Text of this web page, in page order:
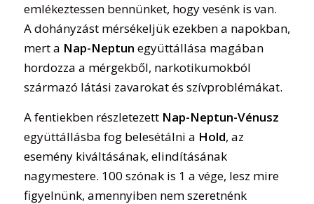
emlékeztessen bennünket, hogy vesénk is van.
A dohányzást mérsékeljük ezekben a napokban,
mert a Nap-Neptun együttállása magában
hordozza a mérgekből, narkotikumokból
származó látási zavarokat és szívproblémákat.
A fentiekben részletezett Nap-Neptun-Vénusz
együttállásba fog belesétálni a Hold, az
esemény kiváltásának, elindításának
nagymestere. 100 szónak is 1 a vége, lesz mire
figyelnünk, amennyiben nem szeretnénk